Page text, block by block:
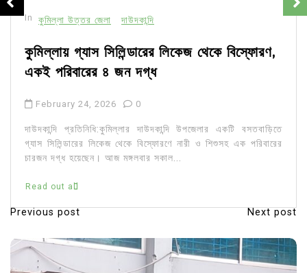
In কুমিল্লা উত্তর জেলা দাউদকান্দি
কুমিল্লায় গ্যাস সিলিন্ডারের লিকেজ থেকে বিস্ফোরণ,
একই পরিবারের ৪ জন দগ্ধ
February 24, 2026 0
দাউদকান্দি প্রতিনিধি:কুমিল্লার দাউদকান্দি উপজেলার একটি বসতবাড়িতে
গ্যাস সিলিন্ডারের লিকেজ থেকে বিস্ফোরণে নারী ও শিশুসহ এক পরিবারের
চারজন দগ্ধ হয়েছেন। আজ মঙ্গলবার সকাল...
Read out all
P
o
Previous post Next post